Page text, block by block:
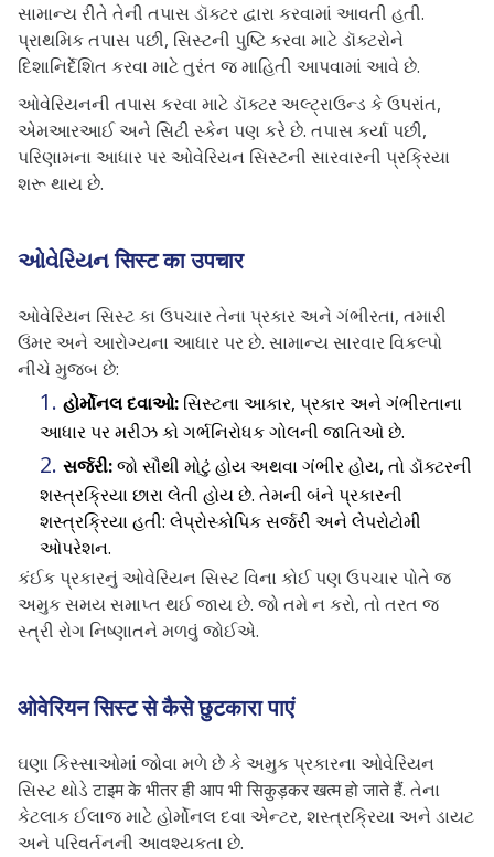
સામાન્ય રીતે તેની તપાસ ડૉક્ટર દ્વારા કરવામાં આવતી હતી.
પ્રાથમિક તપાસ પછી, સિસ્ટની પુષ્ટિ કરવા માટે ડૉક્ટરોને
દિશાનિર્દેશિત કરવા માટે તુરંત જ માહિતી આપવામાં આવે છે.
ઓવેરિયનની તપાસ કરવા માટે ડૉક્ટર અલ્ટ્રાઉન્ડ કે ઉપરાંત,
એમઆરઆઈ અને સિટી સ્કેન પણ કરે છે. તપાસ કર્યા પછી,
પરિણામના આધાર પર ઓવેરિયન સિસ્ટની સારવારની પ્રક્રિયા
શરૂ થાય છે.
ઓવેરિયન सिस्ट का उपचार
ઓવેરિયન સિસ્ટ કા ઉપચાર તેના પ્રકાર અને ગંભીરતા, તમારી
ઉંમર અને આરોગ્યના આધાર પર છે. સામાન્ય સારવાર વિકલ્પો
નીચે મુજબ છે:
હોર્મોનલ દવાઓ: સિસ્ટના આકાર, પ્રકાર અને ગંભીરતાના
આધાર પર મરીઝ કો ગર્ભનિરોધક ગોલની જાતિઓ છે.
સર્જરી:જો સૌથી મોટું હોય અથવા ગંભીર હોય, તો ડૉક્ટરની
શસ્ત્રક્રિયા છારા લેતી હોય છે. તેમની બંને પ્રકારની
શસ્ત્રક્રિયા હતી: લેપ્રોસ્કોપિક સર્જરી અને લેપરોટોમી
ઓપરેશન.
કંઈક પ્રકારનું ઓવેરિયન સિસ્ટ વિના કોઈ પણ ઉપચાર પોતે જ
અમુક સમય સમાપ્ત થઈ જાય છે. જો તમે ન કરો, તો તરત જ
સ્ત્રી રોગ નિષ્ણાતને મળવું જોઈએ.
ओवेरियन सिस्ट से कैसे छुटकारा पाएं
ઘણા કિસ્સાઓમાં જોવા મળે છે કે અમુક પ્રકારના ઓવેરિયન
સિસ્ટ થોડે टाइम के भीतर ही आप भी सिकुड़कर खत्म हो जाते हैं. તેના
કેટલાક ઈલાજ માટે હોર્મોનલ દવા એન્ટર, શસ્ત્રક્રિયા અને ડાયટ
અને પરિવર્તનની આવશ્યકતા છે.